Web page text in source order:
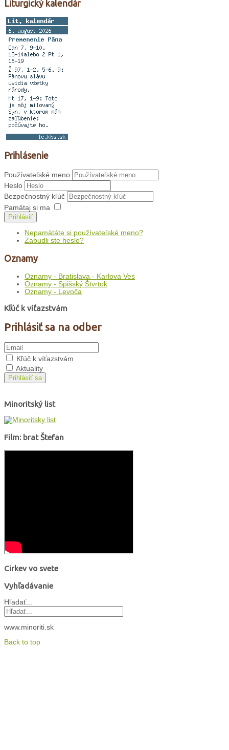
Liturgický kalendár
Prihlásenie
Používateľské meno
Heslo
Bezpečnostný kľúč
Pamätaj si ma
Prihlásiť
Nepamätáte si používateľské meno?
Zabudli ste heslo?
Oznamy
Oznamy - Bratislava - Karlova Ves
Oznamy - Spišský Štvrtok
Oznamy - Levoča
Kľúč k víťazstvám
Prihlásiť sa na odber
Kľúč k víťazstvám
Aktuality
Prihlásiť sa
Minoritský list
Film: brat Štefan
Cirkev vo svete
Vyhľadávanie
Hľadať...
www.minoriti.sk
Back to top